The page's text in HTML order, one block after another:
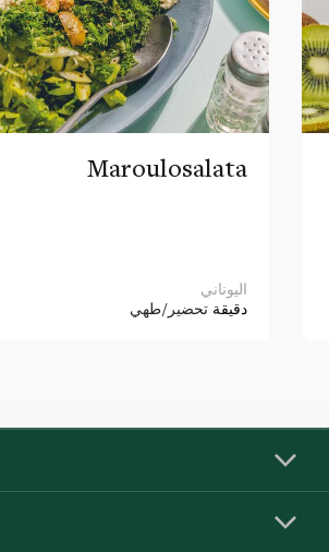
Maroulosalata
اليوناني
دقيقة تحضير/طهي